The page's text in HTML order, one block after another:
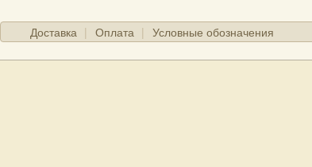
Доставка Оплата Условные обозначения